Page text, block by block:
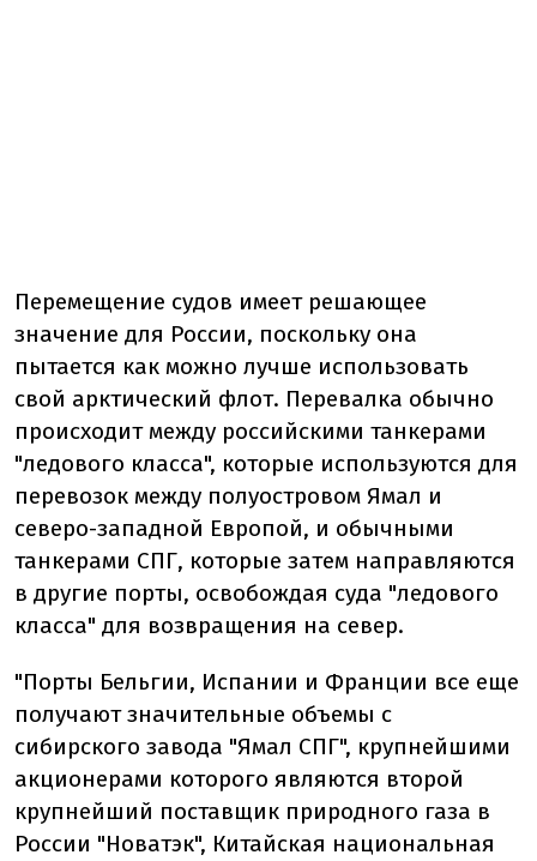
Перемещение судов имеет решающее
значение для России, поскольку она
пытается как можно лучше использовать
свой арктический флот. Перевалка обычно
происходит между российскими танкерами
"ледового класса", которые используются для
перевозок между полуостровом Ямал и
северо-западной Европой, и обычными
танкерами СПГ, которые затем направляются
в другие порты, освобождая суда "ледового
класса" для возвращения на север.
"Порты Бельгии, Испании и Франции все еще
получают значительные объемы с
сибирского завода "Ямал СПГ", крупнейшими
акционерами которого являются второй
крупнейший поставщик природного газа в
России "Новатэк", Китайская национальная